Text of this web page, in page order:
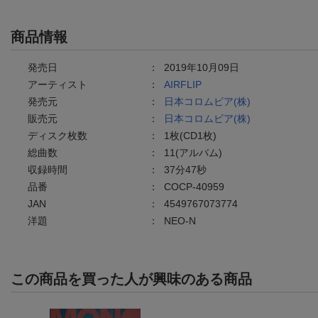
商品情報
発売日 ： 2019年10月09日
アーティスト
： AIRFLIP
発売元
：
日本コロムビア(株)
販売元
：
日本コロムビア(株)
ディスク枚数
： 1枚(CD1枚)
総曲数
： 11(アルバム)
収録時間
： 37分47秒
品番
： COCP-40959
JAN
： 4549767073774
洋題
： NEO-N
この商品を買った人が興味のある商品